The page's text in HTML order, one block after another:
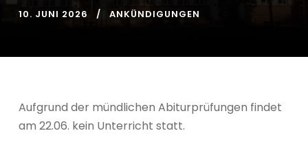
10. JUNI 2026 ANKÜNDIGUNGEN
Aufgrund der mündlichen Abiturprüfungen findet
am 22.06. kein Unterricht statt.